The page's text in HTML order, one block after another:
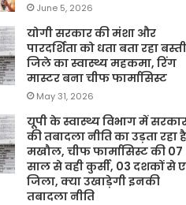
June 5, 2026
योगी सरकार की मंशा और
पारदर्शिता को धता बता रहा बस्ती
जिले का स्वास्थ्य महकमा, रिंग
मास्टर बना चीफ फार्मासिस्ट
May 31, 2026
यूपी के स्वास्थ्य विभाग में
की तबादला नीति का उड़ता रहा है
मखौल, चीफ फार्मासिस्ट की 07
साल से वही कुर्सी, 03 दशकों से
जिला, क्या उखाड़ेगी इनकी
तबादला नीति